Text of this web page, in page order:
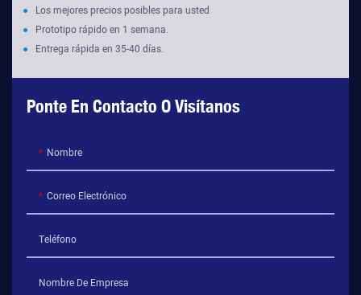
● Los mejores precios posibles para usted
● Prototipo rápido en 1 semana.
● Entrega rápida en 35-40 días.
Ponte En Contacto O Visítanos
Nombre
Correo Electrónico
Teléfono
Nombre De Empresa